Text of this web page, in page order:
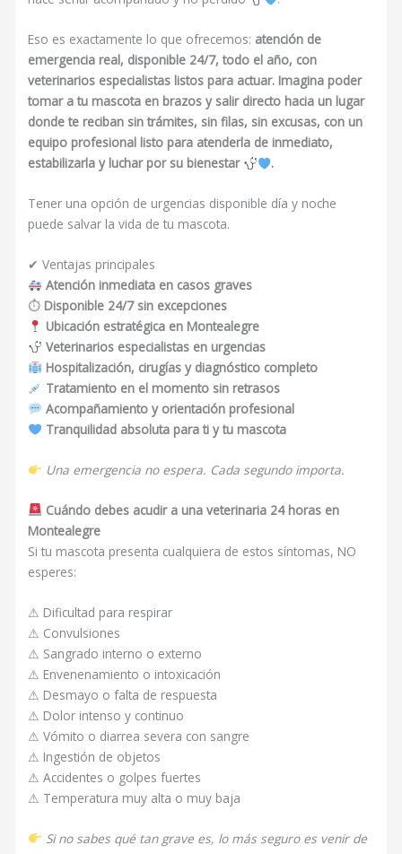
Eso es exactamente lo que ofrecemos: atención de
emergencia real, disponible 24/7, todo el año, con
veterinarios especialistas listos para actuar. Imagina poder
tomar a tu mascota en brazos y salir directo hacia un lugar
donde te reciban sin trámites, sin filas, sin excusas, con un
equipo profesional listo para atenderla de inmediato,
estabilizarla y luchar por su bienestar
.
Tener una opción de urgencias disponible día y noche
puede salvar la vida de tu mascota.
✔ Ventajas principales
Atención inmediata en casos graves
⏱ Disponible 24/7 sin excepciones
Ubicación estratégica en Montealegre
Veterinarios especialistas en urgencias
Hospitalización, cirugías y diagnóstico completo
Tratamiento en el momento sin retrasos
Acompañamiento y orientación profesional
Tranquilidad absoluta para ti y tu mascota
Una emergencia no espera. Cada segundo importa.
Cuándo debes acudir a una veterinaria 24 horas en
Montealegre
Si tu mascota presenta cualquiera de estos síntomas, NO
esperes:
⚠ Dificultad para respirar
⚠ Convulsiones
⚠ Sangrado interno o externo
⚠ Envenenamiento o intoxicación
⚠ Desmayo o falta de respuesta
⚠ Dolor intenso y continuo
⚠ Vómito o diarrea severa con sangre
⚠ Ingestión de objetos
⚠ Accidentes o golpes fuertes
⚠ Temperatura muy alta o muy baja
Si no sabes qué tan grave es, lo más seguro es venir de